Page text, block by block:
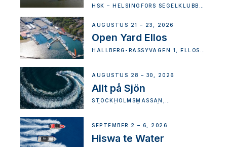
HSK – HELSINGFORS SEGELKLUBB
HELSINKI, FINLAND
AUGUSTUS 21 – 23, 2026
Open Yard Ellos
HALLBERG-RASSYVÄGEN 1, ELLÖS,
AUGUSTUS 28 – 30, 2026
Allt på Sjön
STOCKHOLMSMÄSSAN,
SEPTEMBER 2 – 6, 2026
Hiswa te Water